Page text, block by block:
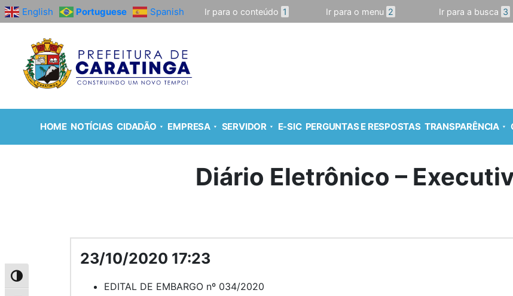
Alternar alto contraste
English Portuguese Spanish Ir para o conteúdo 1 Ir para o menu 2 Ir para a busca 3
HOME NOTÍCIAS CIDADÃO EMPRESA SERVIDOR E-SIC PERGUNTAS E RESPOSTAS TRANSPARÊNCIA
Diário Eletrônico –
23/10/2020 17:23
EDITAL DE EMBARGO nº 034/2020